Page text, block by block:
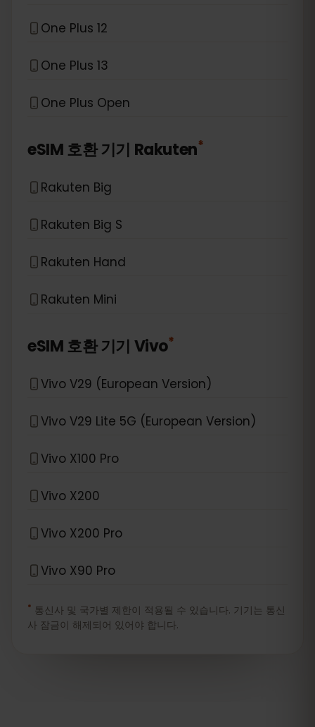
One Plus 12
One Plus 13
One Plus Open
eSIM 호환 기기 Rakuten*
Rakuten Big
Rakuten Big S
Rakuten Hand
Rakuten Mini
eSIM 호환 기기 Vivo*
Vivo V29 (European Version)
Vivo V29 Lite 5G (European Version)
Vivo X100 Pro
Vivo X200
Vivo X200 Pro
Vivo X90 Pro
* 통신사 및 국가별 제한이 적용될 수 있습니다. 기기는 통신
사 잠금이 해제되어 있어야 합니다.